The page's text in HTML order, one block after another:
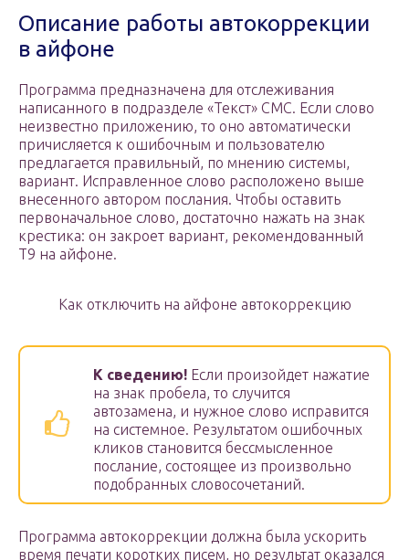
Описание работы автокоррекции
в айфоне
Программа предназначена для отслеживания
написанного в подразделе «Текст» СМС. Если слово
неизвестно приложению, то оно автоматически
причисляется к ошибочным и пользователю
предлагается правильный, по мнению системы,
вариант. Исправленное слово расположено выше
внесенного автором послания. Чтобы оставить
первоначальное слово, достаточно нажать на знак
крестика: он закроет вариант, рекомендованный
Т9 на айфоне.
Как отключить на айфоне автокоррекцию
К сведению! Если произойдет нажатие
на знак пробела, то случится
автозамена, и нужное слово исправится
на системное. Результатом ошибочных
кликов становится бессмысленное
послание, состоящее из произвольно
подобранных словосочетаний.
Программа автокоррекции должна была ускорить
время печати коротких писем, но результат оказался